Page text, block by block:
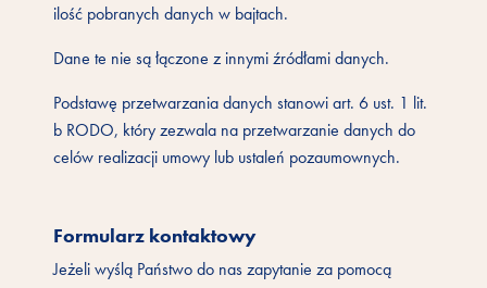
ilość pobranych danych w bajtach.
Dane te nie są łączone z innymi źródłami danych.
Podstawę przetwarzania danych stanowi art. 6 ust. 1 lit.
b RODO, który zezwala na przetwarzanie danych do
celów realizacji umowy lub ustaleń pozaumownych.
Formularz kontaktowy
Jeżeli wyślą Państwo do nas zapytanie za pomocą